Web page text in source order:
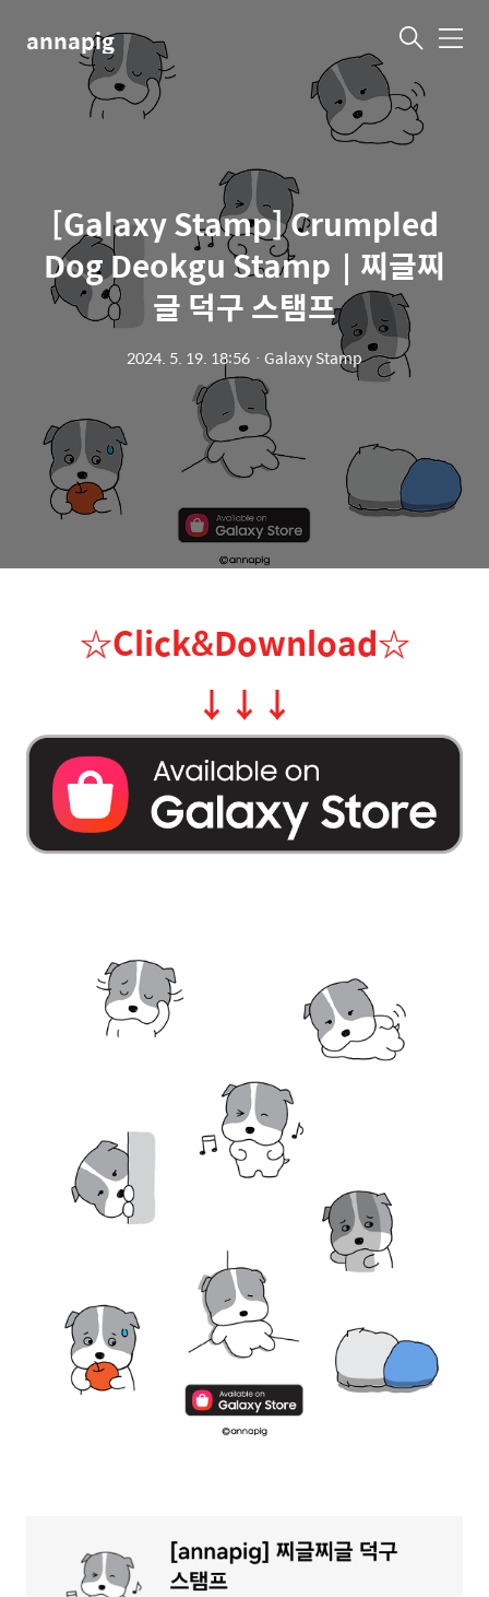
annapig 메
[Galaxy Stamp] Crumpled
Dog Deokgu Stamp｜찌글찌
글 덕구 스탬프
2024. 5. 19. 18:56 ㆍ Galaxy Stamp
☆Click&Download☆
↓ ↓ ↓